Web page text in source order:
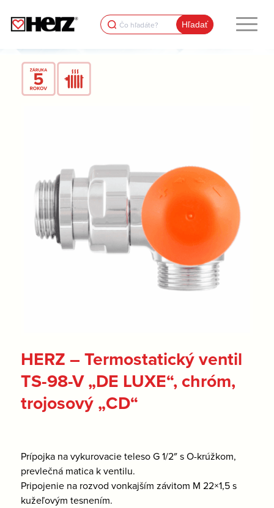
Search
for:
HERZ – Termostatický ventil
TS-98-V „DE LUXE“, chróm,
trojosový „CD“
Prípojka na vykurovacie teleso G 1/2″ s O-krúžkom,
prevlečná matica k ventilu.
Pripojenie na rozvod vonkajším závitom M 22×1,5 s
kužeľovým tesnením.